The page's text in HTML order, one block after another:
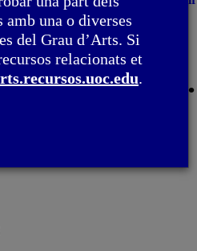
i trajectòries.
una o diverses
del Grau d’Arts. Si
relacionats et
.